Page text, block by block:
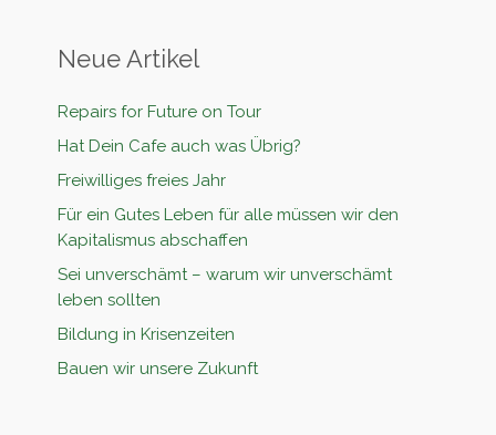
Neue Artikel
Repairs for Future on Tour
Hat Dein Cafe auch was Übrig?
Freiwilliges freies Jahr
Für ein Gutes Leben für alle müssen wir den
Kapitalismus abschaffen
Sei unverschämt – warum wir unverschämt
leben sollten
Bildung in Krisenzeiten
Bauen wir unsere Zukunft